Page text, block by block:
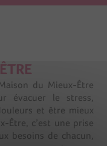
du Mieux-Être
évacuer le stress,
et être mieux
Être, c’est une prise
besoins de chacun,